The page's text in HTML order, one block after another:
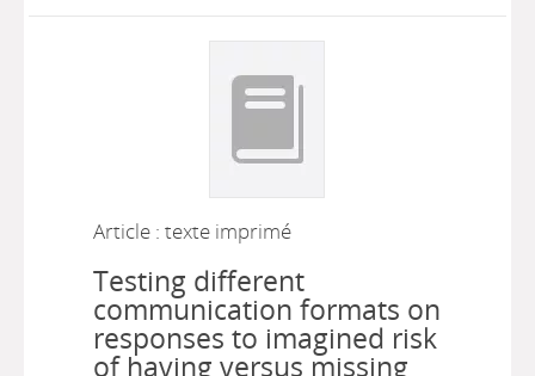
Article : texte imprimé
Testing different
communication formats on
responses to imagined risk
of having versus missing